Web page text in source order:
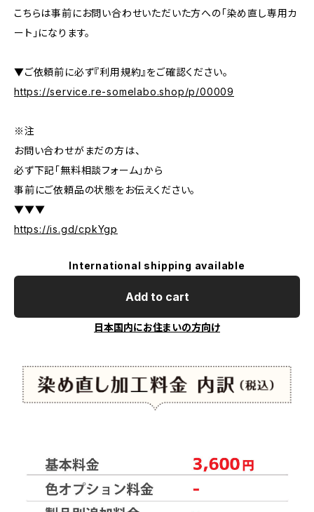
こちらは事前にお問い合わせいただいた方への「染め直し専用カ
ート」になります。
▼ご依頼前に必ず『利用規約』をご確認ください。
https://service.re-somelabo.shop/p/00009
※注
お問い合わせがまだの方は、
必ず下記「無料相談フォーム」から
事前にご依頼品の状態をお伝えください。
▼▼▼
https://is.gd/cpkYgp
International shipping available
Add to cart
日本国内にお住まいの方向け